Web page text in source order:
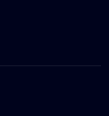
30